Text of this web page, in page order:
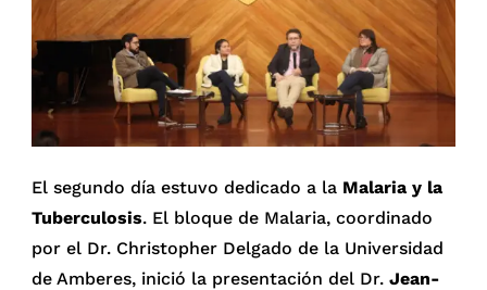
El segundo día estuvo dedicado a la Malaria y la
Tuberculosis. El bloque de Malaria, coordinado
por el Dr. Christopher Delgado de la Universidad
de Amberes, inició la presentación del Dr.Jean-